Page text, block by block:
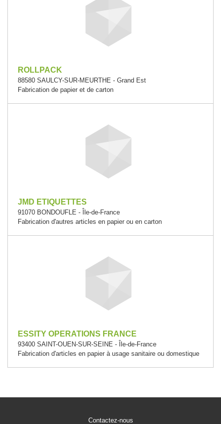
ROLLPACK
88580 SAULCY-SUR-MEURTHE - Grand Est
Fabrication de papier et de carton
JMD ETIQUETTES
91070 BONDOUFLE - Île-de-France
Fabrication d'autres articles en papier ou en carton
ESSITY OPERATIONS FRANCE
93400 SAINT-OUEN-SUR-SEINE - Île-de-France
Fabrication d'articles en papier à usage sanitaire ou domestique
Contactez-nous